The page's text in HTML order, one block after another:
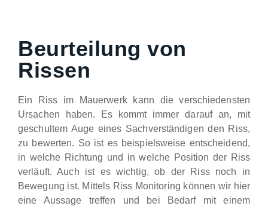
Beurteilung von
Rissen
Ein Riss im Mauerwerk kann die verschiedensten
Ursachen haben. Es kommt immer darauf an, mit
geschultem Auge eines Sachverständigen den Riss,
zu bewerten. So ist es beispielsweise entscheidend,
in welche Richtung und in welche Position der Riss
verläuft. Auch ist es wichtig, ob der Riss noch in
Bewegung ist. Mittels Riss Monitoring können wir hier
eine Aussage treffen und bei Bedarf mit einem